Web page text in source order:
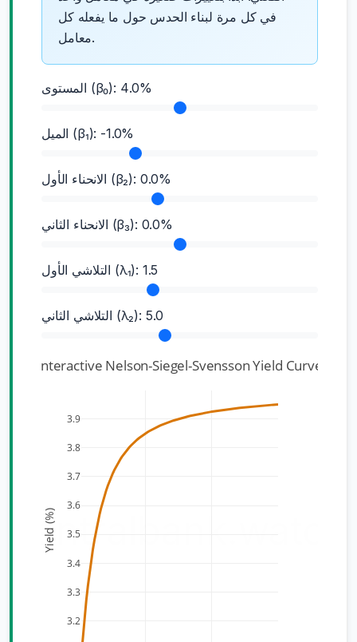
في كل مرة لبناء الحدس حول ما يفعله كل
معامل.
المستوى (β₀): 4.0%
الميل (β₁): -1.0%
الانحناء الأول (β₂): 0.0%
الانحناء الثاني (β₃): 0.0%
التلاشي الأول (λ₁): 1.5
التلاشي الثاني (λ₂): 5.0
3.2
3.3
3.4
3.5
3.6
3.7
3.8
3.9
Interactive Nelson-Siegel-Svensson Yield Curve
Yield (%)
centralbank.watch